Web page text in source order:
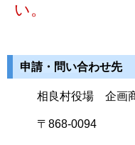
い。
申請・問い合わせ先
相良村役場 企画
〒868-0094